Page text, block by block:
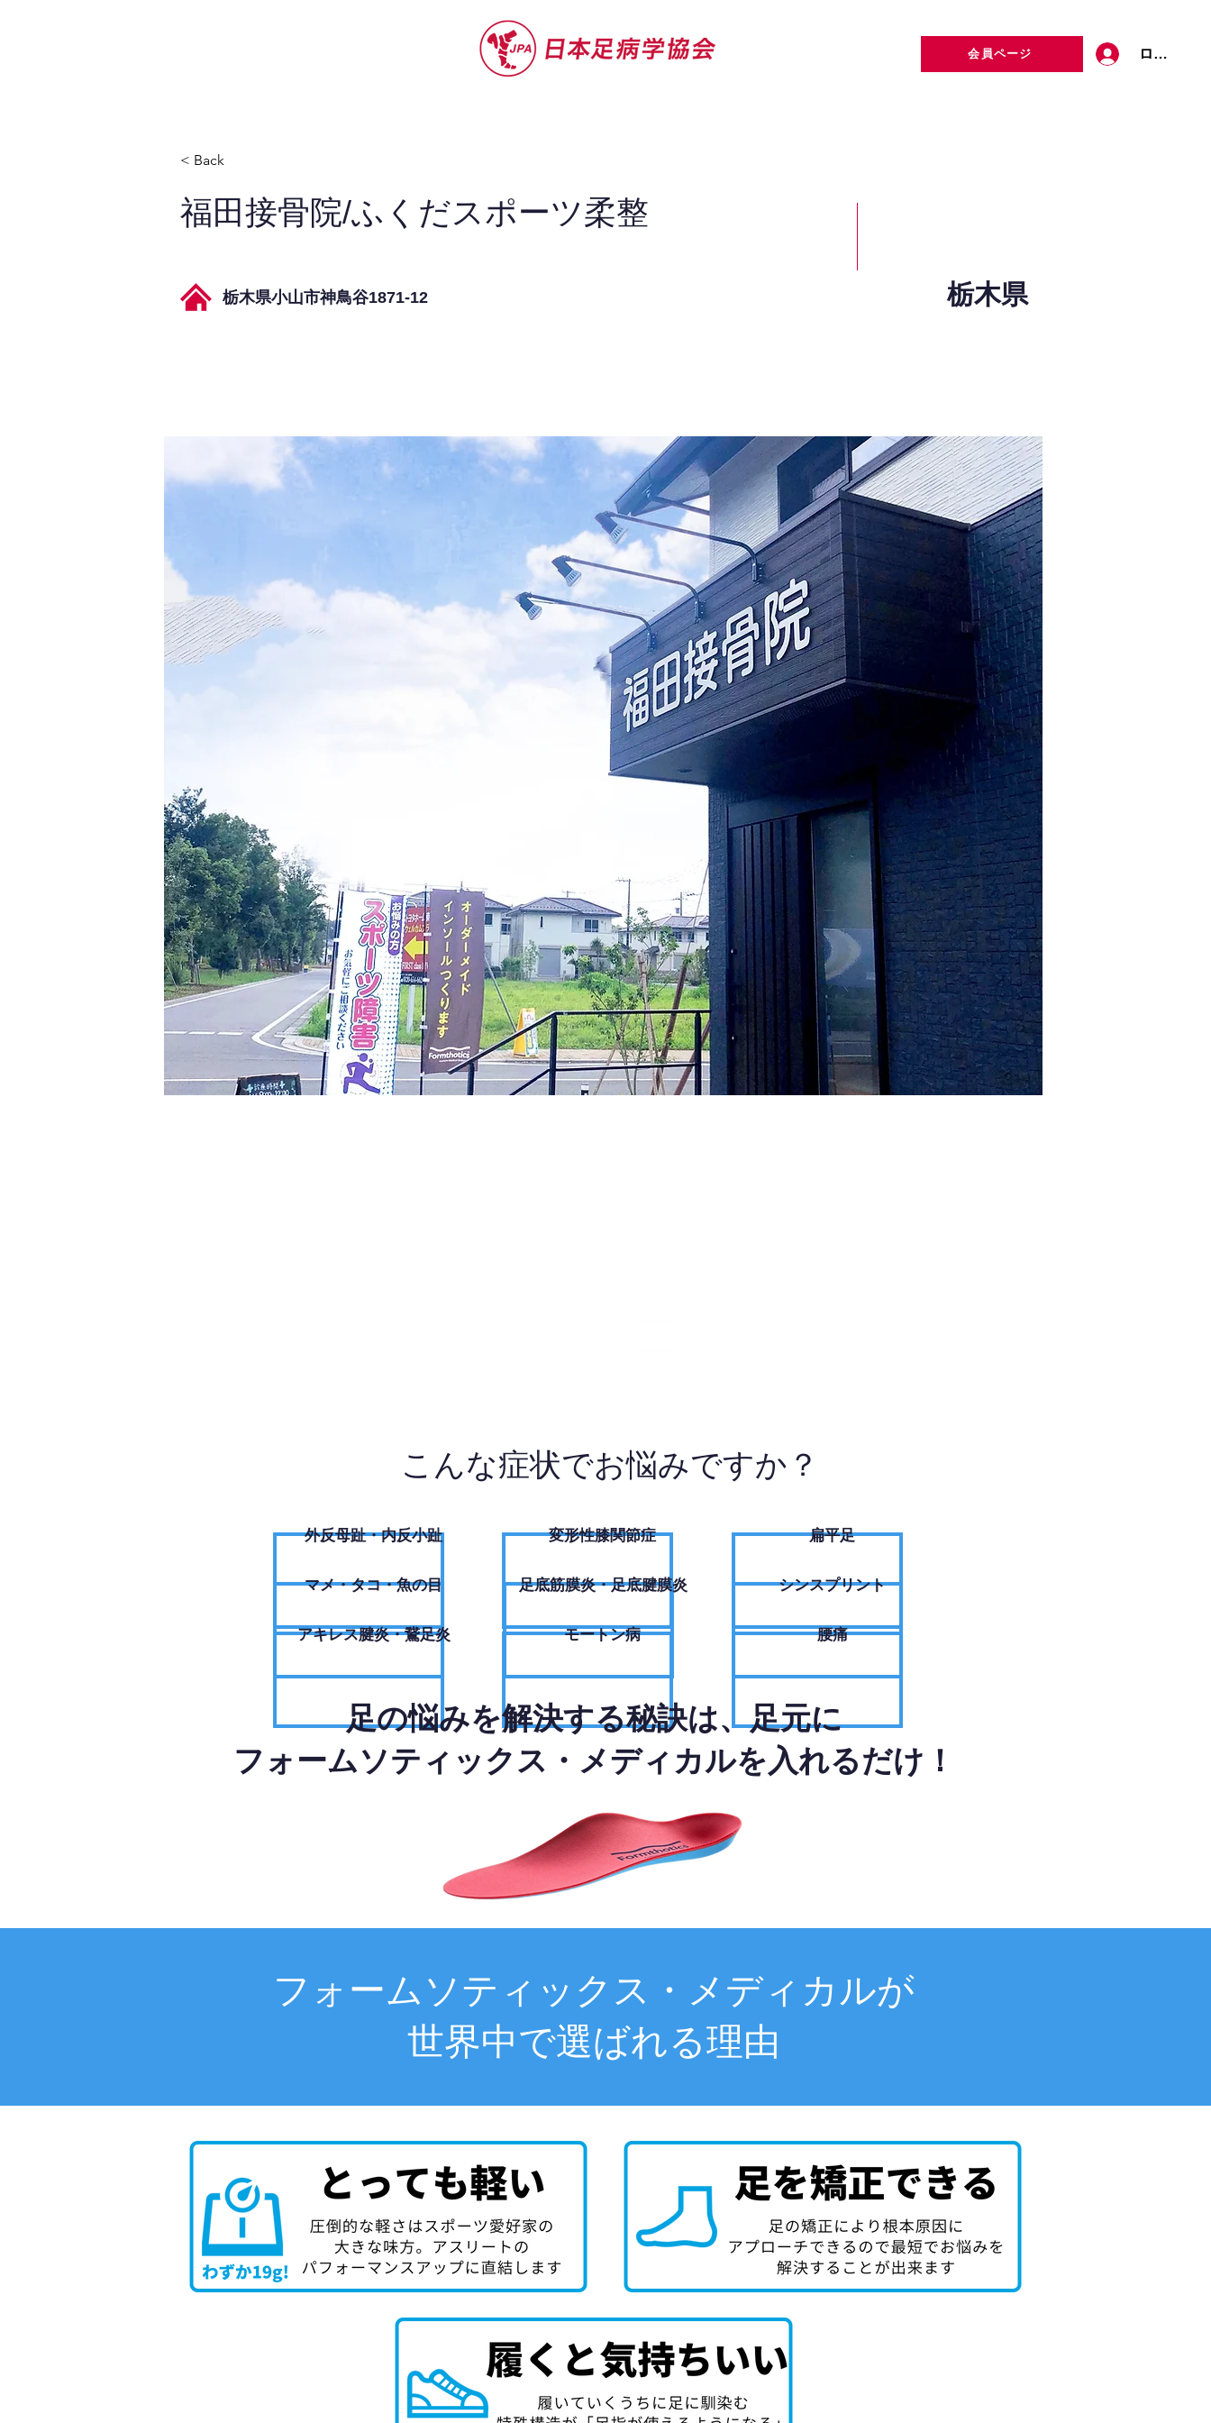
会員ページ ログイン
< Back
福田接骨院/ふくだスポーツ柔整
栃木県小山市神鳥谷1871-12 栃木県
こんな症状でお悩みですか？
外反母趾・内反小趾
​マメ・タコ・魚の目
アキレス腱炎・鵞足炎
変形性膝関節症
足底筋膜炎・足底腱膜炎
モートン病
扁平足
シンスプリント
腰痛
足の悩みを解決する秘訣は、足元に
フォームソティックス・メディカルを入れるだけ！
フォームソティックス・メディカルが
世界中で選ばれる理由